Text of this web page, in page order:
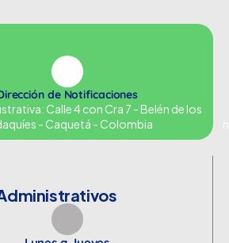
de Notificaciones
Calle 4 con Cra 7 - Belén de los
- Caquetá - Colombia